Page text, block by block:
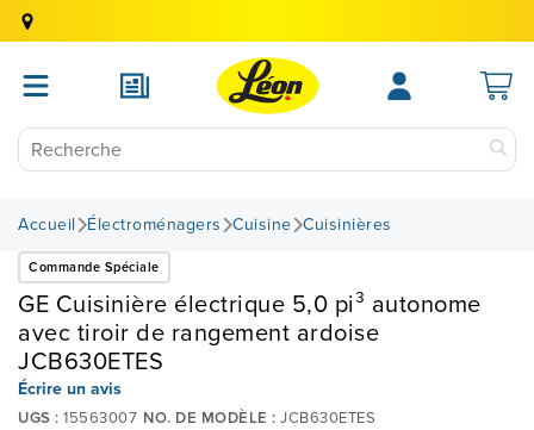
Accueil Électroménagers Cuisine Cuisinières
Commande Spéciale
GE Cuisinière électrique 5,0 pi³ autonome
avec tiroir de rangement ardoise
JCB630ETES
Écrire un avis
UGS : 15563007 NO. DE MODÈLE : JCB630ETES